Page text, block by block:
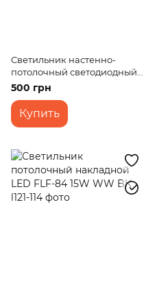
Светильник настенно-
потолочный светодиодный
накладной W-604/12W CW
500 грн
Купить